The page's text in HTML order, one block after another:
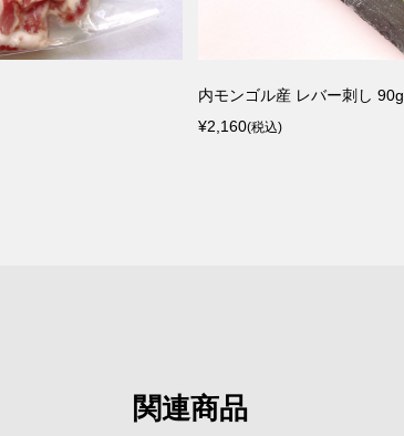
内モンゴル産 レバー刺し 90g
¥2,160(税込)
関連商品